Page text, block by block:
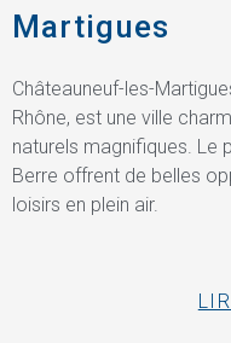
Martigues
Châteauneuf-les-
Rhône, est une ville
naturels magnifiques. Le
Berre offrent de belles
loisirs en plein air.